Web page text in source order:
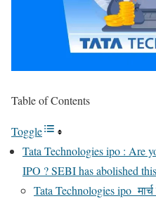
Table of Contents
Toggle
Tata Technologies ipo : Are
IPO ? SEBI has abolished
Tata Technologies ipo मार्च